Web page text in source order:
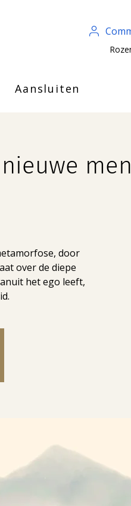
Aansluiten
door
over de diepe
het ego leeft,